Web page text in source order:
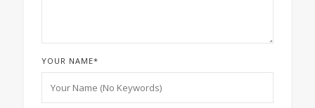
YOUR NAME*